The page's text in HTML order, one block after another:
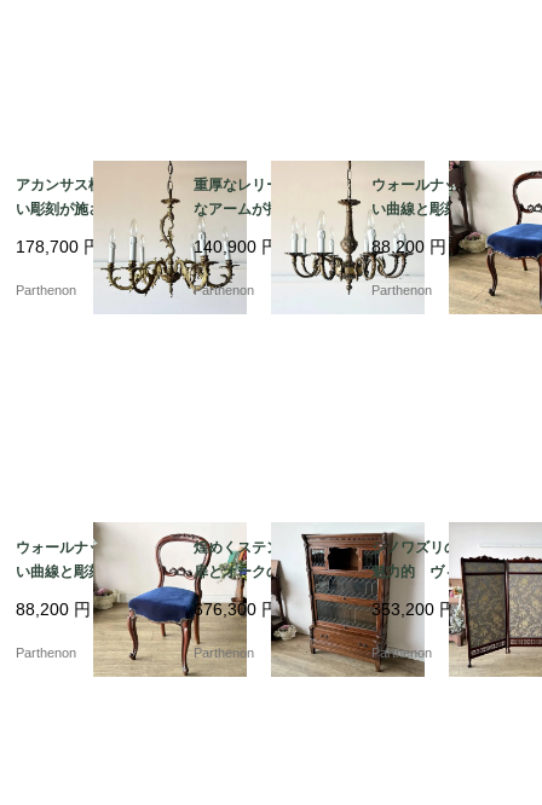
アカンサス模様の美し
い彫刻が施されたブラ
ス照明。クラシカルな
空間を演出する6灯式シ
ャンデリア【sy393】
178,700 円
Parthenon
重厚なレリーフと優美
なアームが描く気品。
クラシカルな真鍮の輝
きが空間を魅了する8灯
式シャンデリア【sy46
140,900 円
Parthenon
ウォールナットの美し
い曲線と彫刻が目を惹
く、空間を優雅に彩る
気品あるバルーンチェ
ア【c237-2】
88,200 円
Parthenon
ウォールナットの美し
い曲線と彫刻が目を惹
く、空間を優雅に彩る
気品あるバルーンチェ
ア【c237-1】
88,200 円
Parthenon
煌めくステンドグラス
扉とオークの味わいが
魅力のスタッキングブ
ックケース【k184】
676,300 円
Parthenon
シノワズリの風合いが
魅力的 ヴィクトリア
期のマホガニースクリ
ーン【fo110】
353,200 円
Parthenon